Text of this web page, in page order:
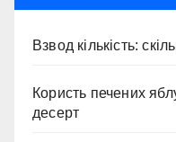
Взвод кількість:
Користь печених
десерт